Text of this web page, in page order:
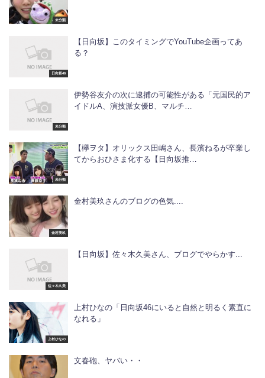
未分類
日向坂46
【日向坂】このタイミングでYouTube企画ってあ
る？
未分類
伊勢谷友介の次に逮捕の可能性がある「元国民的ア
イドルA、演技派女優B、マルチ…
未分類
【欅ヲタ】オリックス田嶋さん、長濱ねるが卒業し
てからおひさま化する【日向坂推…
金村美玖
金村美玖さんのブログの色気....
佐々木久美
【日向坂】佐々木久美さん、ブログでやらかす...
上村ひなの
上村ひなの「日向坂46にいると自然と明るく素直に
なれる」
文春砲、ヤバい・・